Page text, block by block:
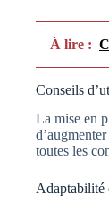
À lire :
Conseils
La mise en
toutes les
Adaptabilité